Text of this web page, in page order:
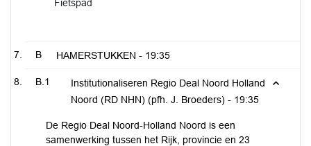
Fietspad
B HAMERSTUKKEN - 19:35
B.1
Institutionaliseren Regio Deal Noord Holland
Noord (RD NHN) (pfh. J. Broeders) - 19:35
De Regio Deal Noord-Holland Noord is een
samenwerking tussen het Rijk, provincie en 23